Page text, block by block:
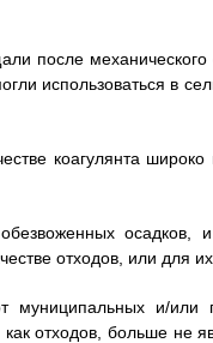
после
использоваться в
коагулянта
отходов, или для
муниципальных и/или
отходов, больше не